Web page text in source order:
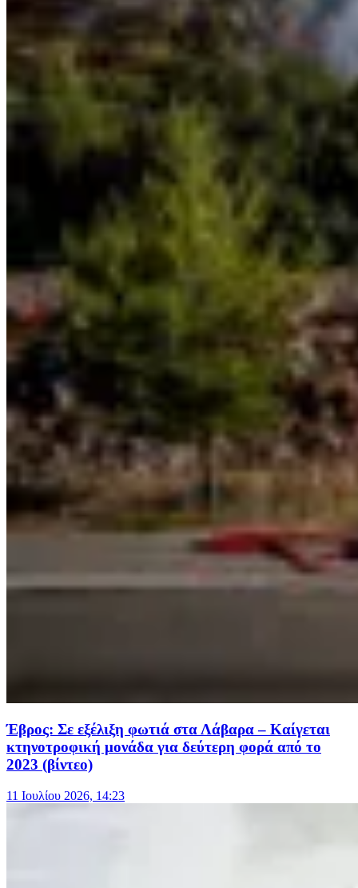
Έβρος: Σε εξέλιξη φωτιά στα Λάβαρα – Καίγεται
κτηνοτροφική μονάδα για δεύτερη φορά από το
2023 (βίντεο)
11 Ιουλίου 2026, 14:23